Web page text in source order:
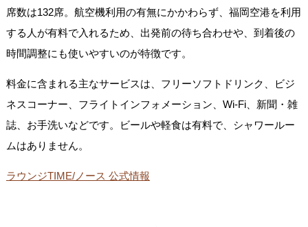
席数は132席。航空機利用の有無にかかわらず、福岡空港を利用
する人が有料で入れるため、出発前の待ち合わせや、到着後の
時間調整にも使いやすいのが特徴です。
料金に含まれる主なサービスは、フリーソフトドリンク、ビジ
ネスコーナー、フライトインフォメーション、Wi-Fi、新聞・雑
誌、お手洗いなどです。ビールや軽食は有料で、シャワールー
ムはありません。
ラウンジTIME/ノース 公式情報